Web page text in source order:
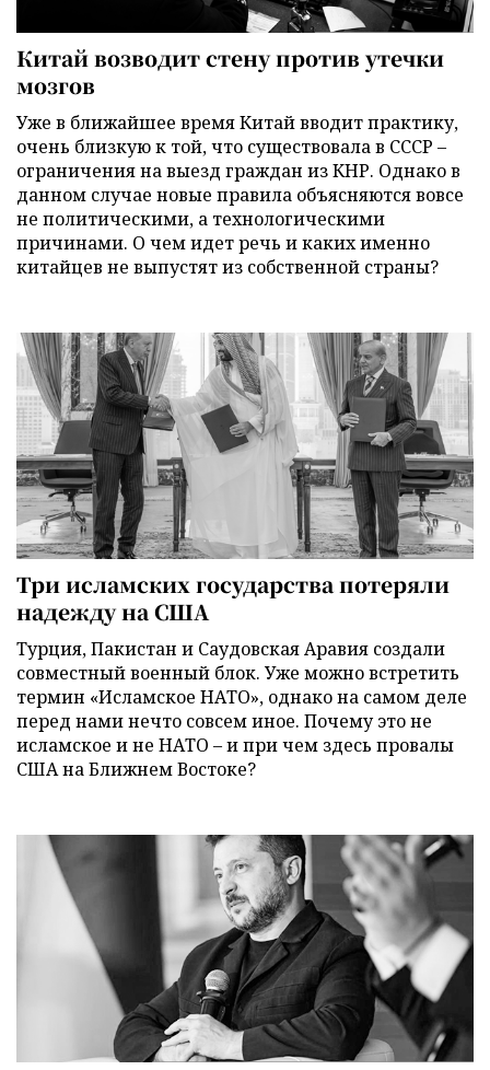
Китай возводит стену против утечки
мозгов
Уже в ближайшее время Китай вводит практику,
очень близкую к той, что существовала в СССР –
ограничения на выезд граждан из КНР. Однако в
данном случае новые правила объясняются вовсе
не политическими, а технологическими
причинами. О чем идет речь и каких именно
китайцев не выпустят из собственной страны?
Три исламских государства потеряли
надежду на США
Турция, Пакистан и Саудовская Аравия создали
совместный военный блок. Уже можно встретить
термин «Исламское НАТО», однако на самом деле
перед нами нечто совсем иное. Почему это не
исламское и не НАТО – и при чем здесь провалы
США на Ближнем Востоке?